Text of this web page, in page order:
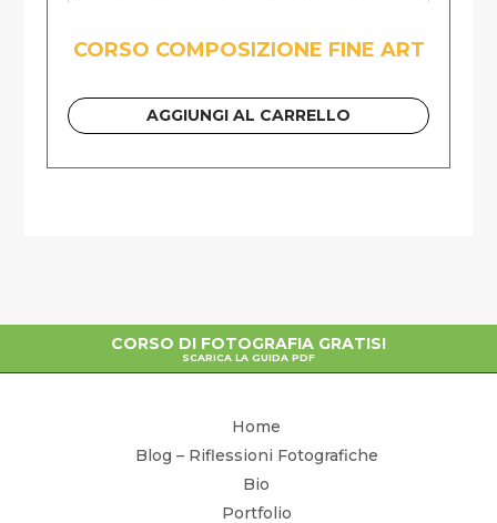
CORSO COMPOSIZIONE FINE ART
AGGIUNGI AL CARRELLO
CORSO DI FOTOGRAFIA GRATIS!
SCARICA LA GUIDA PDF
Home
Blog – Riflessioni Fotografiche
Bio
Portfolio